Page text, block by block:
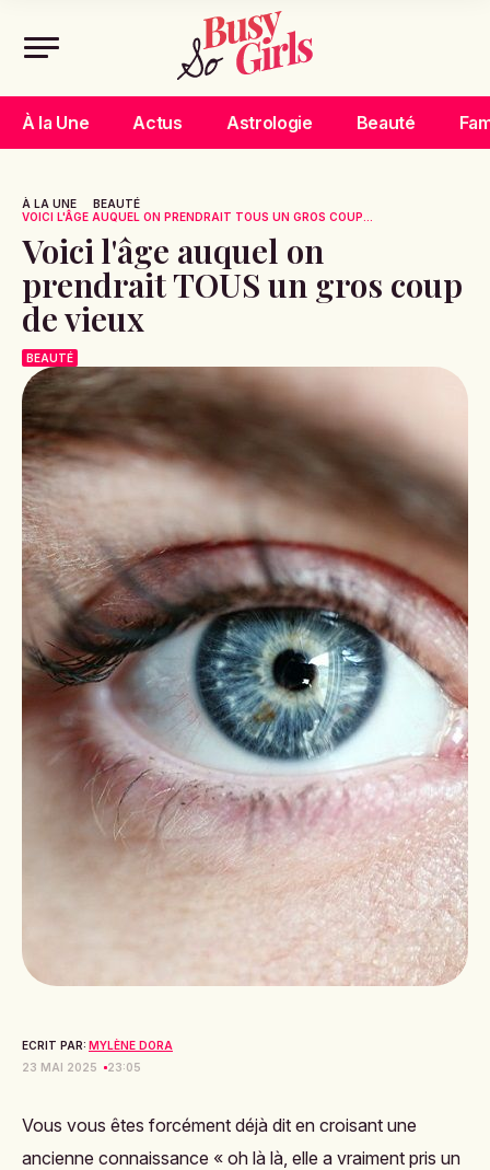
À la Une Actus Astrologie Beauté
À LA UNE
BEAUTÉ
VOICI L'ÂGE AUQUEL ON PRENDRAIT TOUS UN GROS COUP...
Voici l'âge auquel on
prendrait TOUS un gros coup
de vieux
BEAUTÉ
ECRIT PAR: MYLÈNE DORA
23 MAI 2025
23:05
Vous vous êtes forcément déjà dit en croisant une
ancienne connaissance « oh là là, elle a vraiment pris un